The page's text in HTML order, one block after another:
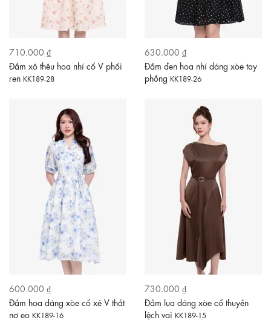
710.000 ₫
Đầm xô thêu hoa nhí cổ V phối
ren KK189-28
630.000 ₫
Đầm đen hoa nhí dáng xòe tay
phồng KK189-26
600.000 ₫
Đầm hoa dáng xòe cổ xẻ V thắt
nơ eo KK189-16
730.000 ₫
Đầm lụa dáng xòe cổ thuyền
lệch vai KK189-15